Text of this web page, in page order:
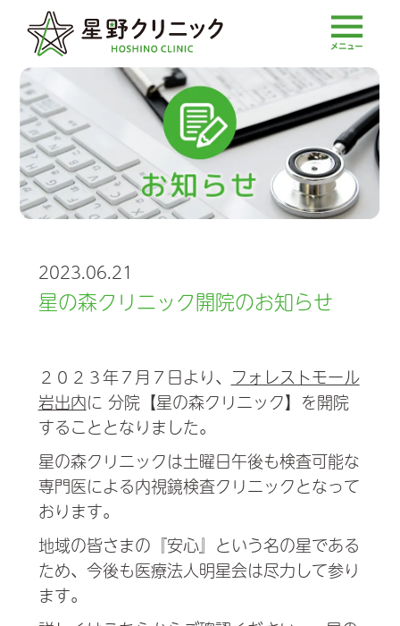
2023.06.21
星の森クリニック開院のお知らせ
２０２３年７月７日より、 フォレストモール
岩出内に 分院【星の森クリニック】を開院
することとなりました。
星の森クリニックは土曜日午後も検査可能な
専門医による内視鏡検査クリニックとなって
おります。
地域の皆さまの『安心』という名の星である
ため、今後も医療法人明星会は尽力して参り
ます。